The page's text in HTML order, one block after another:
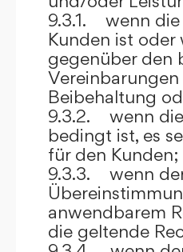
9.3.1. wenn
Kunden ist
gegenüber den
Beibehaltung
9.3.2. wenn die
bedingt ist, es
für den Kunden;
9.3.3. wenn
anwendbarem
die geltende